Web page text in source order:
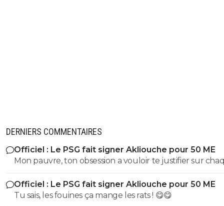
DERNIERS COMMENTAIRES
Officiel : Le PSG fait signer Akliouche pour 50 ME
Mon pauvre, ton obsession a vouloir te justifier sur
commentaire 🤣😂😂 Tu aurais la queue d'un chat qui
de bouche et on t'accuserait de l'avoir mangé que tu
encore....mdr
Officiel : Le PSG fait signer Akliouche pour 50 ME
Tu sais, les fouines ça mange les rats ! 😋😋